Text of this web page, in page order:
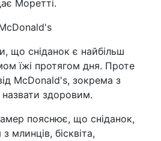
Моретті.
що сніданок є найбільш
їжі протягом дня. Проте
McDonald's, зокрема з
здоровим.
пояснює, що сніданок,
млинців, бісквіта,